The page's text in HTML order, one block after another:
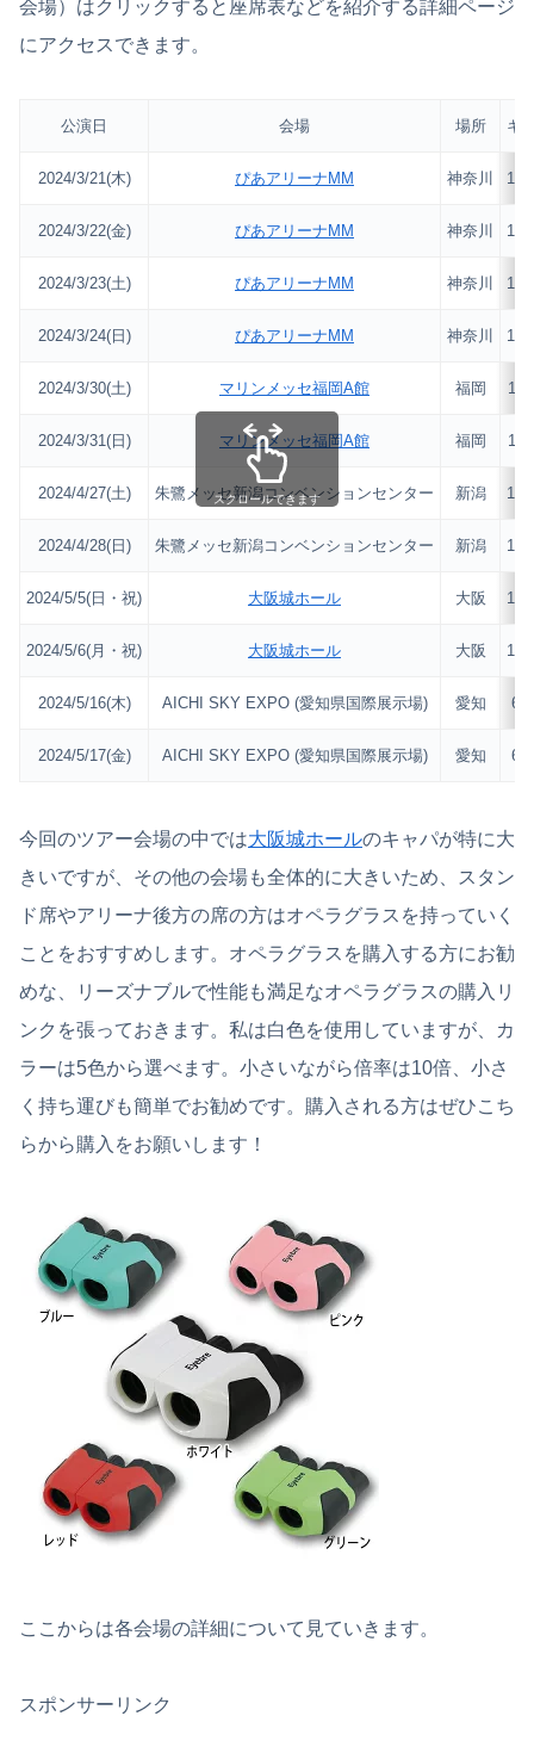
会場）はクリックすると座席表などを紹介する詳細ページ
にアクセスできます。
公演日 会場 場所 キ
2024/3/21(木) ぴあアリーナMM 神奈川
2024/3/22(金) ぴあアリーナMM 神奈川
2024/3/23(土) ぴあアリーナMM 神奈川
2024/3/24(日) ぴあアリーナMM 神奈川
2024/3/30(土) マリンメッセ福岡A館 福岡
2024/3/31(日) マリンメッセ福岡A館 福岡
2024/4/27(土) 朱鷺メッセ新潟コンベンションセンター 新潟
2024/4/28(日) 朱鷺メッセ新潟コンベンションセンター 新潟
2024/5/5(日・祝) 大阪城ホール 大阪
2024/5/6(月・祝) 大阪城ホール 大阪
2024/5/16(木) AICHI SKY EXPO (愛知県国際展示場) 愛知
2024/5/17(金) AICHI SKY EXPO (愛知県国際展示場) 愛知
スクロールできます
今回のツアー会場の中では大阪城ホールのキャパが特に大
きいですが、その他の会場も全体的に大きいため、スタン
ド席やアリーナ後方の席の方はオペラグラスを持っていく
ことをおすすめします。オペラグラスを購入する方にお勧
めな、リーズナブルで性能も満足なオペラグラスの購入リ
ンクを張っておきます。私は白色を使用していますが、カ
ラーは5色から選べます。小さいながら倍率は10倍、小さ
く持ち運びも簡単でお勧めです。購入される方はぜひこち
らから購入をお願いします！
ここからは各会場の詳細について見ていきます。
スポンサーリンク